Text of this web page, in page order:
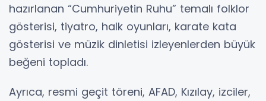
hazırlanan “Cumhuriyetin Ruhu” temalı folklor
gösterisi, tiyatro, halk oyunları, karate kata
gösterisi ve müzik dinletisi izleyenlerden büyük
beğeni topladı.
Ayrıca, resmi geçit töreni, AFAD, Kızılay, izciler,